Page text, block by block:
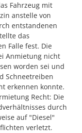
Fahrzeug mit
anstelle von
entstandenen
das
Falle fest. Die
Anmietung nicht
worden sei und
Schneetreiben
erkennen konnte.
Recht: Die
durch
auf "Diesel"
verletzt.